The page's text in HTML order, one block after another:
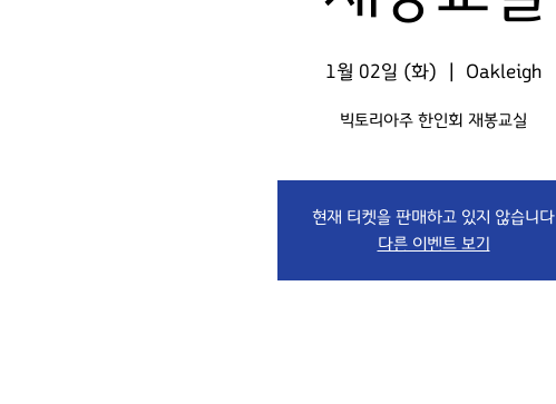
1월 02일 (화) Oakleigh
빅토리아주 한인회 재봉교실
현재 티켓을 판매하고 있지 않습니다
다른 이벤트 보기